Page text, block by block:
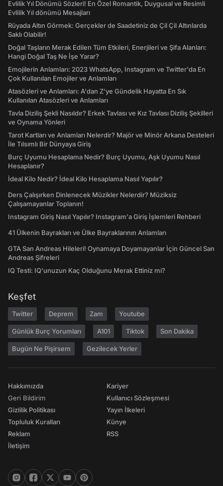
Evlilik Yıl Dönümü Sözleri! En Özel Romantik, Duygusal ve Resimli
Evlilik Yıl dönümü Mesajları
Rüyada Altın Görmek: Gerçekler de Saadetiniz de Çil Çil Altınlarda
Saklı Olabilir!
Doğal Taşların Merak Edilen Tüm Etkileri, Enerjileri ve Şifa Alanları:
Hangi Doğal Taş Ne İşe Yarar?
Emojilerin Anlamları: 2023 WhatsApp, Instagram ve Twitter'da En
Çok Kullanılan Emojiler ve Anlamları
Atasözleri ve Anlamları: A'dan Z'ye Gündelik Hayatta En Sık
Kullanılan Atasözleri ve Anlamları
Tavla Diziliş Şekli Nasıldır? Erkek Tavlası ve Kız Tavlası Diziliş Şekilleri
ve Oynama Yönleri
Tarot Kartları ve Anlamları Nelerdir? Majör ve Minör Arkana Desteleri
İle Tılsımlı Bir Dünyaya Giriş
Burç Uyumu Hesaplama Nedir? Burç Uyumu, Aşk Uyumu Nasıl
Hesaplanır?
İdeal Kilo Nedir? İdeal Kilo Hesaplama Nasıl Yapılır?
Ders Çalışırken Dinlenecek Müzikler Nelerdir? Müziksiz
Çalışamayanlar Toplanın!
Instagram Giriş Nasıl Yapılır? Instagram'a Giriş İşlemleri Rehberi
41 Ülkenin Bayrakları ve Ülke Bayraklarının Anlamları
GTA San Andreas Hileleri! Oynamaya Doyamayanlar İçin Güncel San
Andreas Şifreleri
IQ Testi: IQ'unuzun Kaç Olduğunu Merak Ettiniz mi?
Keşfet
Twitter Deprem Zam Youtube
Günlük Burç Yorumları A101 Tiktok Son Dakika
Bugün Ne Pişirsem Gezilecek Yerler
Hakkımızda
Geri Bildirim
Gizlilik Politikası
Topluluk Kuralları
Reklam
İletişim
Kariyer
Kullanıcı Sözleşmesi
Yayın İlkeleri
Künye
RSS